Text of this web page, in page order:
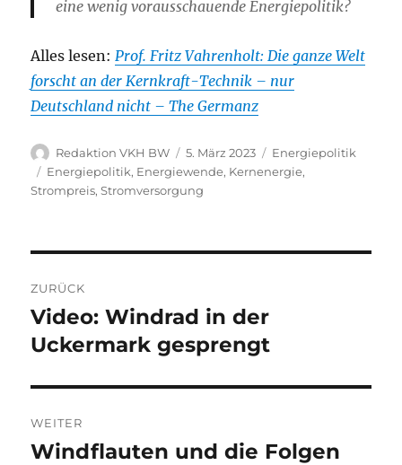
eine wenig vorausschauende Energiepolitik?
Alles lesen: Prof. Fritz Vahrenholt: Die ganze Welt
forscht an der Kernkraft-Technik – nur
Deutschland nicht – The Germanz
Autor
Redaktion VKH BW
Veröffentlicht
am
5. März 2023 Kategorien
Energiepolitik
Schlagwörter
Energiepolitik, Energiewende, Kernenergie,
Strompreis,Stromversorgung
ZURÜCK
Vorheriger
Beitrag:
Video: Windrad in der
Uckermark gesprengt
WEITER
Nächster
Windflauten und die Folgen